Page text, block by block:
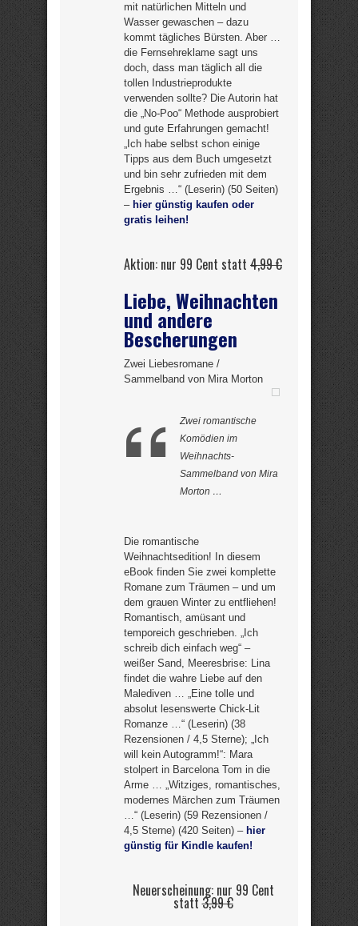
mit natürlichen Mitteln und
Wasser gewaschen – dazu
kommt tägliches Bürsten. Aber …
die Fernsehreklame sagt uns
doch, dass man täglich all die
tollen Industrieprodukte
verwenden sollte? Die Autorin hat
die „No-Poo“ Methode ausprobiert
und gute Erfahrungen gemacht!
„Ich habe selbst schon einige
Tipps aus dem Buch umgesetzt
und bin sehr zufrieden mit dem
Ergebnis …“ (Leserin) (50 Seiten)
– hier günstig kaufen oder
gratis leihen!
Aktion: nur 99 Cent statt 4,99 €
Liebe, Weihnachten
und andere
Bescherungen
Zwei Liebesromane /
Sammelband von Mira Morton
Zwei romantische
Komödien im
Weihnachts-
Sammelband von Mira
Morton …
Die romantische
Weihnachtsedition! In diesem
eBook finden Sie zwei komplette
Romane zum Träumen – und um
dem grauen Winter zu entfliehen!
Romantisch, amüsant und
temporeich geschrieben. „Ich
schreib dich einfach weg“ –
weißer Sand, Meeresbrise: Lina
findet die wahre Liebe auf den
Malediven … „Eine tolle und
absolut lesenswerte Chick-Lit
Romanze …“ (Leserin) (38
Rezensionen / 4,5 Sterne); „Ich
will kein Autogramm!“: Mara
stolpert in Barcelona Tom in die
Arme … „Witziges, romantisches,
modernes Märchen zum Träumen
…“ (Leserin) (59 Rezensionen /
4,5 Sterne) (420 Seiten) – hier
günstig für Kindle kaufen!
Neuerscheinung: nur 99 Cent
statt3,99 €